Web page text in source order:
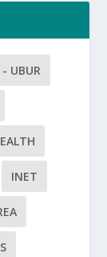
UBUR
INET